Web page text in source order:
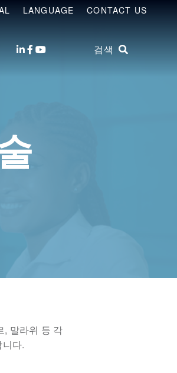
LANGUAGE CONTACT US
검색
, 말라위 등 각
다.